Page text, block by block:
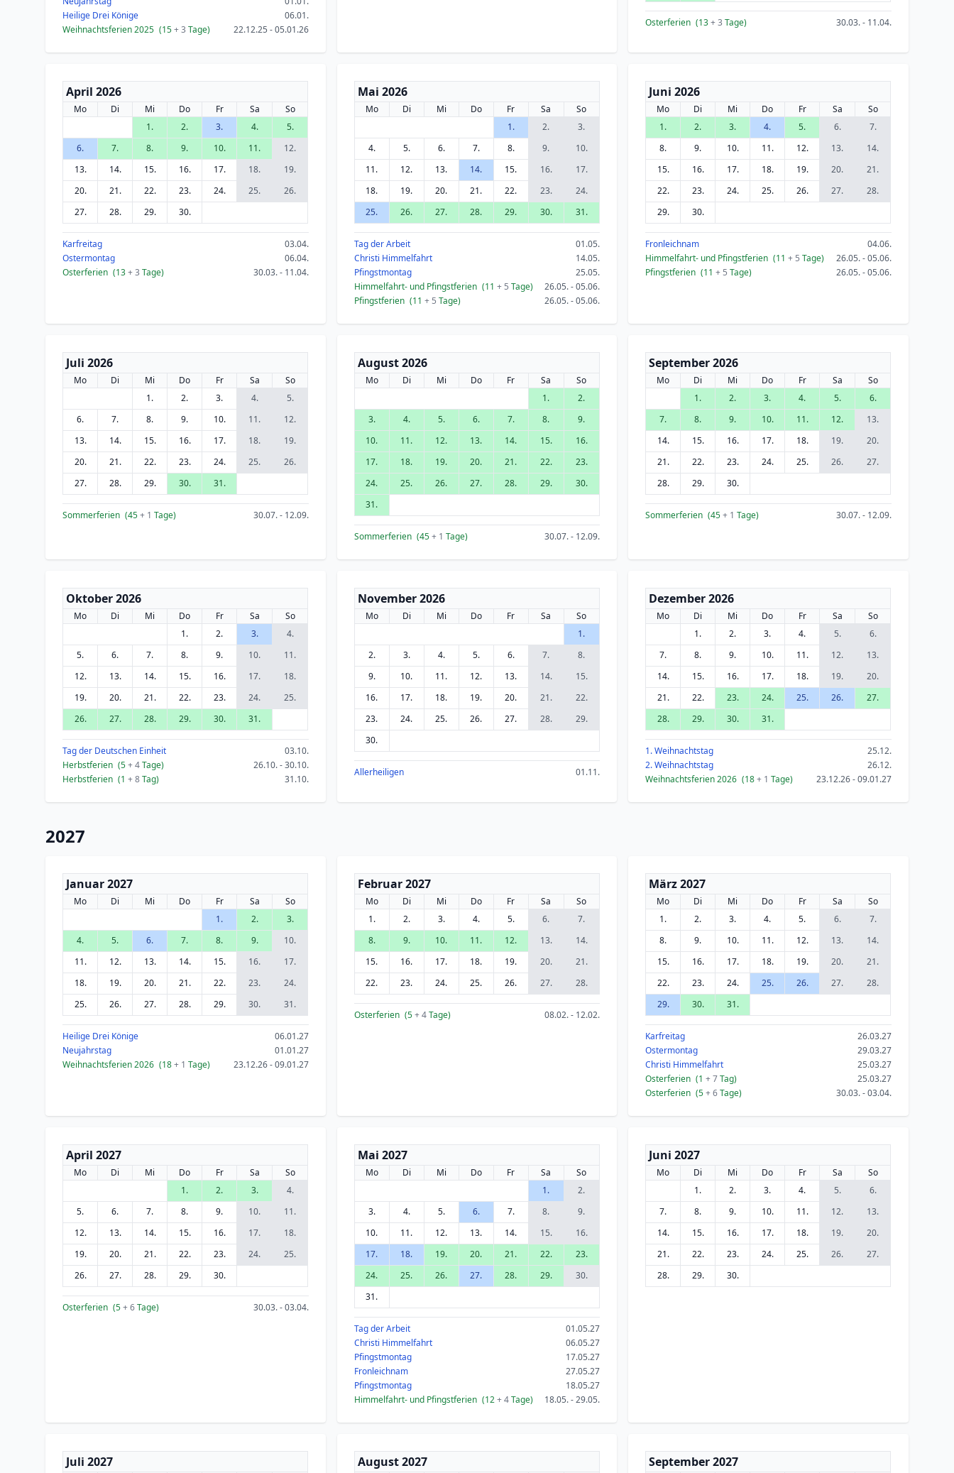
Heilige Drei Könige
06.01.
Weihnachtsferien 2025 (15+ 3 Tage) 22.12.25 - 05.01.26
Osterferien (13+ 3 Tage) 30.03. - 11.04.
April 2026
Mo Di Mi Do Fr Sa
So
1.
2. 3. 4.
5.
6.
7. 8. 9. 10. 11.
12.
13.
14. 15. 16. 17. 18.
19.
20.
21. 22. 23. 24. 25.
26.
27.
28. 29. 30.
Karfreitag
03.04.
Ostermontag
06.04.
Osterferien (13+ 3 Tage) 30.03. - 11.04.
Mai 2026
Mo Di Mi Do Fr Sa
So
1.
2.
3.
4.
5. 6. 7. 8. 9.
10.
11.
12. 13. 14. 15. 16.
17.
18.
19. 20. 21. 22. 23.
24.
25.
26. 27. 28. 29. 30. 31.
Tag der Arbeit
01.05.
Christi Himmelfahrt
14.05.
Pfingstmontag
25.05.
Himmelfahrt- und Pfingstferien (11 + 5 Tage)
26.05. - 05.06.
Pfingstferien (11 + 5 Tage) 26.05. - 05.06.
Juni 2026
Mo Di Mi Do Fr Sa
So
1.
2. 3. 4. 5. 6.
7.
8.
9. 10. 11. 12. 13.
14.
15.
16. 17. 18. 19. 20.
21.
22.
23. 24. 25. 26. 27.
28.
29.
30.
Fronleichnam
04.06.
Himmelfahrt- und Pfingstferien (11+ 5 Tage)
26.05. - 05.06.
Pfingstferien (11+ 5 Tage) 26.05. - 05.06.
Juli 2026
Mo Di Mi Do Fr Sa
So
1.
2. 3. 4.
5.
6.
7. 8. 9. 10. 11.
12.
13.
14. 15. 16. 17. 18.
19.
20.
21. 22. 23. 24. 25.
26.
27.
28. 29. 30. 31.
Sommerferien (45+ 1 Tage) 30.07. - 12.09.
August 2026
Mo Di Mi Do Fr Sa
So
1.
2.
3.
4. 5. 6. 7. 8.
9.
10.
11. 12. 13. 14. 15.
16.
17.
18. 19. 20. 21. 22.
23.
24.
25. 26. 27. 28. 29.
30.
31.
Sommerferien (45+ 1 Tage) 30.07. - 12.09.
September 2026
Mo Di Mi Do Fr Sa
So
1.
2. 3. 4. 5.
6.
7.
8. 9. 10. 11. 12.
13.
14.
15. 16. 17. 18. 19.
20.
21.
22. 23. 24. 25. 26.
27.
28.
29. 30.
Sommerferien (45+ 1 Tage) 30.07. - 12.09.
Oktober 2026
Mo Di Mi Do Fr Sa
So
1.
2. 3.
4.
5.
6. 7. 8. 9. 10.
11.
12.
13. 14. 15. 16. 17.
18.
19.
20. 21. 22. 23. 24.
25.
26.
27. 28. 29. 30. 31.
Tag der Deutschen Einheit
03.10.
Herbstferien (5+ 4Tage)
26.10. - 30.10.
Herbstferien (1 + 8Tag) 31.10.
November 2026
Mo Di Mi Do Fr Sa
So
1.
2.
3. 4. 5. 6. 7.
8.
9.
10. 11. 12. 13. 14.
15.
16.
17. 18. 19. 20. 21.
22.
23.
24. 25. 26. 27. 28.
29.
30.
Allerheiligen 01.11.
Dezember 2026
Mo Di Mi Do Fr Sa
So
1.
2. 3. 4. 5.
6.
7.
8. 9. 10. 11. 12.
13.
14.
15. 16. 17. 18. 19.
20.
21.
22. 23. 24. 25. 26.
27.
28.
29. 30. 31.
1. Weihnachtstag
25.12.
2. Weihnachtstag
26.12.
Weihnachtsferien 2026 (18+ 1 Tage) 23.12.26 - 09.01.27
2027
Januar 2027
Mo Di Mi Do Fr Sa
So
1.
2.
3.
4.
5. 6. 7. 8. 9.
10.
11.
12. 13. 14. 15. 16.
17.
18.
19. 20. 21. 22. 23.
24.
25.
26. 27. 28. 29. 30. 31.
Heilige Drei Könige
06.01.27
Neujahrstag
01.01.27
Weihnachtsferien 2026 (18+ 1 Tage) 23.12.26 - 09.01.27
Februar 2027
Mo Di Mi Do Fr Sa
So
1.
2. 3. 4. 5. 6.
7.
8.
9. 10. 11. 12. 13.
14.
15.
16. 17. 18. 19. 20.
21.
22.
23. 24. 25. 26. 27. 28.
Osterferien (5+ 4Tage) 08.02. - 12.02.
März 2027
Mo Di Mi Do Fr Sa
So
1.
2. 3. 4. 5. 6.
7.
8.
9. 10. 11. 12. 13.
14.
15.
16. 17. 18. 19. 20.
21.
22.
23. 24. 25. 26. 27.
28.
29.
30. 31.
Karfreitag
26.03.27
Ostermontag
29.03.27
Christi Himmelfahrt
25.03.27
Osterferien (1+ 7Tag)
25.03.27
Osterferien (5+ 6Tage) 30.03. - 03.04.
April 2027
Mo Di Mi Do Fr Sa
So
1.
2. 3.
4.
5.
6. 7. 8. 9. 10.
11.
12.
13. 14. 15. 16. 17.
18.
19.
20. 21. 22. 23. 24.
25.
26.
27. 28. 29. 30.
Osterferien (5+ 6Tage) 30.03. - 03.04.
Mai 2027
Mo Di Mi Do Fr Sa
So
1.
2.
3.
4. 5. 6. 7. 8.
9.
10.
11. 12. 13. 14. 15.
16.
17.
18. 19. 20. 21. 22.
23.
24.
25. 26. 27. 28. 29.
30.
31.
Tag der Arbeit
01.05.27
Christi Himmelfahrt
06.05.27
Pfingstmontag
17.05.27
Fronleichnam
27.05.27
Pfingstmontag
18.05.27
Himmelfahrt- und Pfingstferien (12+ 4Tage) 18.05. - 29.05.
Juni 2027
Mo Di Mi Do Fr Sa
So
1.
2. 3. 4. 5.
6.
7.
8. 9. 10. 11. 12.
13.
14.
15. 16. 17. 18. 19.
20.
21.
22. 23. 24. 25. 26.
27.
28.
29. 30.
Juli 2027 August 2027 September 2027